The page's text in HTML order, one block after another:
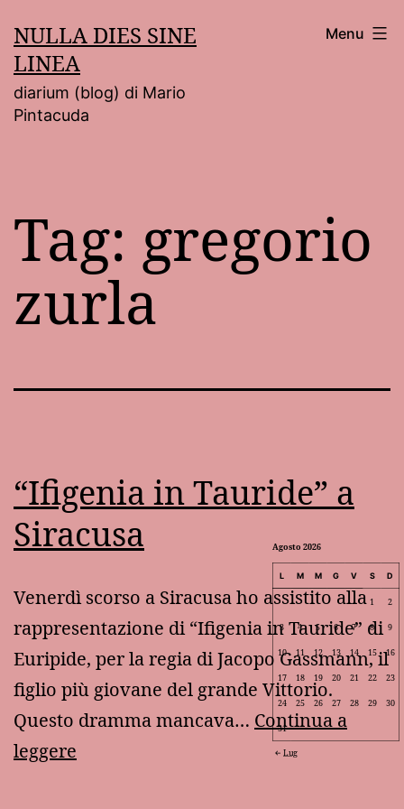
al
contenuto
NULLA DIES SINE
LINEA
diarium (blog) di Mario
Pintacuda
Menu
Tag: gregorio
zurla
“Ifigenia in Tauride” a
Siracusa
Venerdì scorso a Siracusa ho assistito alla
rappresentazione di “Ifigenia in Tauride” di
Euripide, per la regia di Jacopo Gassmann, il
figlio più giovane del grande Vittorio.
Questo dramma mancava… Continua a
leggere
Agosto 2026
L M M G V S D
1 2
3 4 5 6 7 8 9
10 11 12 13 14 15 16
17 18 19 20 21 22 23
24 25 26 27 28 29 30
31
Lug